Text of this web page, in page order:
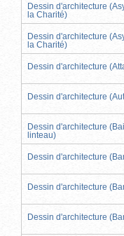
Dessin d'architecture
la Charité)
Dessin d'architecture
la Charité)
Dessin d'architecture
Dessin d'architecture
Dessin d'architecture
linteau)
Dessin d'architecture
Dessin d'architecture
Dessin d'architecture